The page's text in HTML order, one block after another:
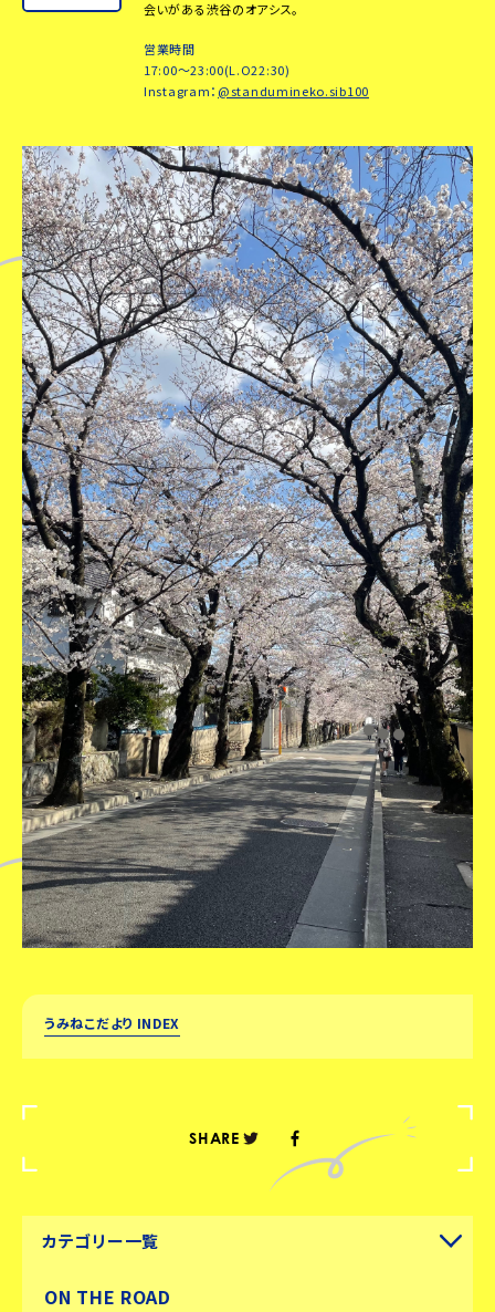
会いがある渋谷のオアシス。
営業時間
17:00～23:00(L.O22:30)
Instagram： @standumineko.sib100
うみねこだより INDEX
SHARE
カテゴリー一覧
ON THE ROAD